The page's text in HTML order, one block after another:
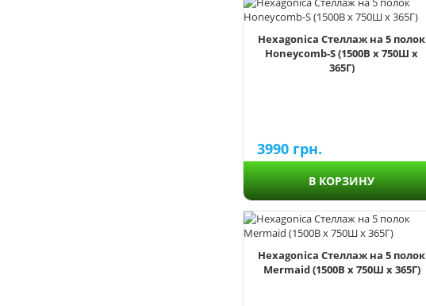
Hexagonica Стеллаж на 5 полок
Honeycomb-S (1500В х 750Ш х
365Г)
3990 грн.
В КОРЗИНУ
Hexagonica Стеллаж на 5 полок
Mermaid (1500В х 750Ш х 365Г)